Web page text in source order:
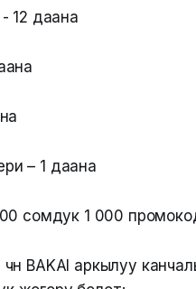
12 даана
– 1 даана
сомдук 1 000
BAKAI аркылуу